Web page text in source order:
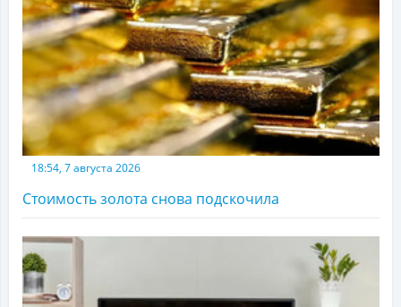
18:54, 7 августа 2026
Стоимость золота снова подскочила